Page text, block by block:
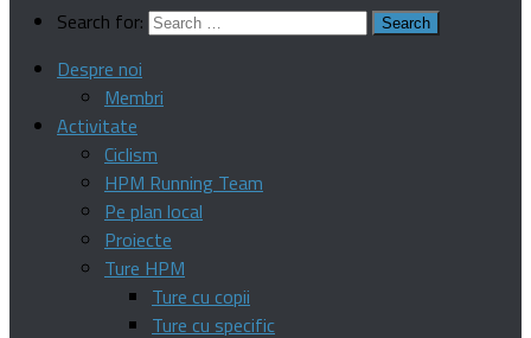
Search for:
Despre noi
Membri
Activitate
Ciclism
HPM Running Team
Pe plan local
Proiecte
Ture HPM
Ture cu copii
Ture cu specific